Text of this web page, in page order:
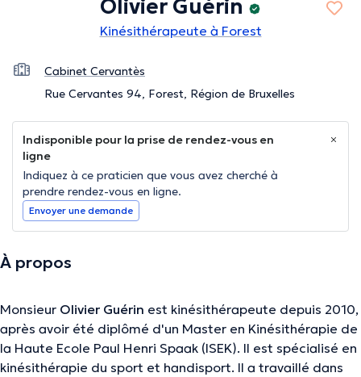
Olivier Guérin
Kinésithérapeute à Forest
Cabinet Cervantès
Rue Cervantes 94, Forest, Région de Bruxelles
Indisponible pour la prise de rendez-vous en
ligne
Indiquez à ce praticien que vous avez cherché à
prendre rendez-vous en ligne.
Envoyer une demande
À propos
Monsieur Olivier Guérin est kinésithérapeute depuis 2010,
après avoir été diplômé d'un Master en Kinésithérapie de
la Haute Ecole Paul Henri Spaak (ISEK). Il est spécialisé en
kinésithérapie du sport et handisport. Il a travaillé dans